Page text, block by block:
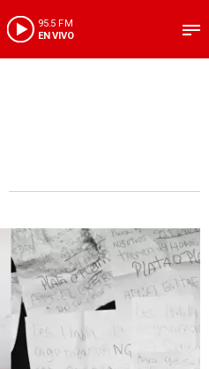
95.5 FM
EN VIVO